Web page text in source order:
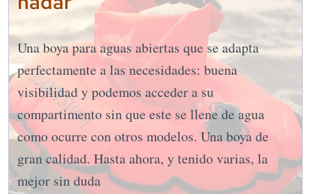
Una boya para aguas abiertas que se adapta
perfectamente a las necesidades: buena
visibilidad y podemos acceder a su
compartimento sin que este se llene de agua
como ocurre con otros modelos. Una boya de
gran calidad. Hasta ahora, y tenido varias, la
mejor sin duda